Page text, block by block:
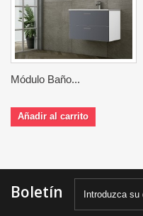
Módulo Baño...
Añadir al carrito
Boletín